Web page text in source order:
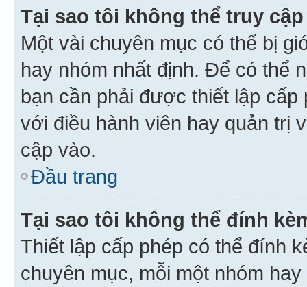
Tại sao tôi không thể truy
Một vài chuyên mục có thể bị
hay nhóm nhất định. Để có thể
bạn cần phải được thiết lập
với điều hành viên hay quản trị
cập vào.
Đầu trang
Tại sao tôi không thể đính
Thiết lập cấp phép có thể đính
chuyên mục, mỗi một nhóm